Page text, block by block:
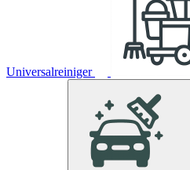
Universalreiniger